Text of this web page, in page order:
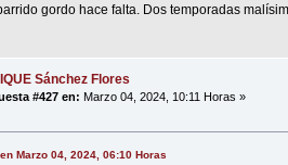
gordo hace falta. Dos temporadas
Sánchez Flores
#427 en: Marzo 04, 2024, 10:11 Horas »
Marzo 04, 2024, 06:10 Horas